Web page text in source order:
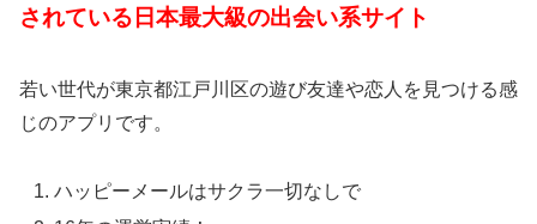
されている日本最大級の出会い系サイト
若い世代が東京都江戸川区の遊び友達や恋人を見つける感
じのアプリです。
ハッピーメールはサクラ一切なしで